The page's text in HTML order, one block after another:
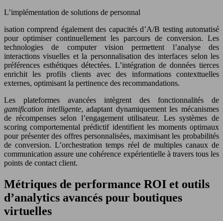
L’implémentation de solutions de personnal
isation comprend également des capacités d’A/B testing automatisé
pour optimiser continuellement les parcours de conversion. Les
technologies de computer vision permettent l’analyse des
interactions visuelles et la personnalisation des interfaces selon les
préférences esthétiques détectées. L’intégration de données tierces
enrichit les profils clients avec des informations contexttuelles
externes, optimisant la pertinence des recommandations.
Les plateformes avancées intègrent des fonctionnalités de
gamification intelligente, adaptant dynamiquement les mécanismes
de récompenses selon l’engagement utilisateur. Les systèmes de
scoring comportemental prédictif identifient les moments optimaux
pour présenter des offres personnalisées, maximisant les probabilités
de conversion. L’orchestration temps réel de multiples canaux de
communication assure une cohérence expérientielle à travers tous les
points de contact client.
Métriques de performance ROI et outils
d’analytics avancés pour boutiques
virtuelles